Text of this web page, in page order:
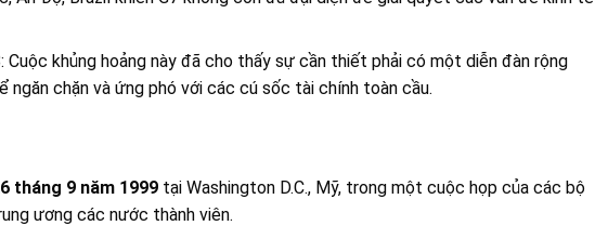
Cuộc khủng hoảng này đã cho thấy sự cần thiết phải có một diễn đàn rộng
ngăn chặn và ứng phó với các cú sốc tài chính toàn cầu.
tháng 9 năm 1999tại Washington D.C., Mỹ, trong một cuộc họp của các bộ
ương các nước thành viên.